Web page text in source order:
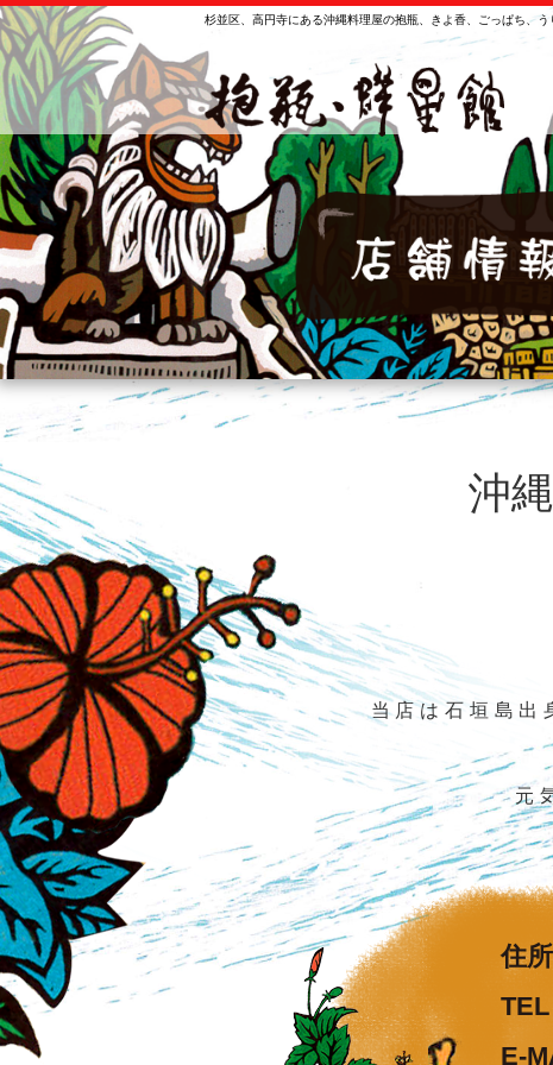
杉並区、高円寺にある沖縄料理屋の抱瓶、きよ香、ごっぱち、
沖
当店は石垣島出
元
住所
TEL
E-